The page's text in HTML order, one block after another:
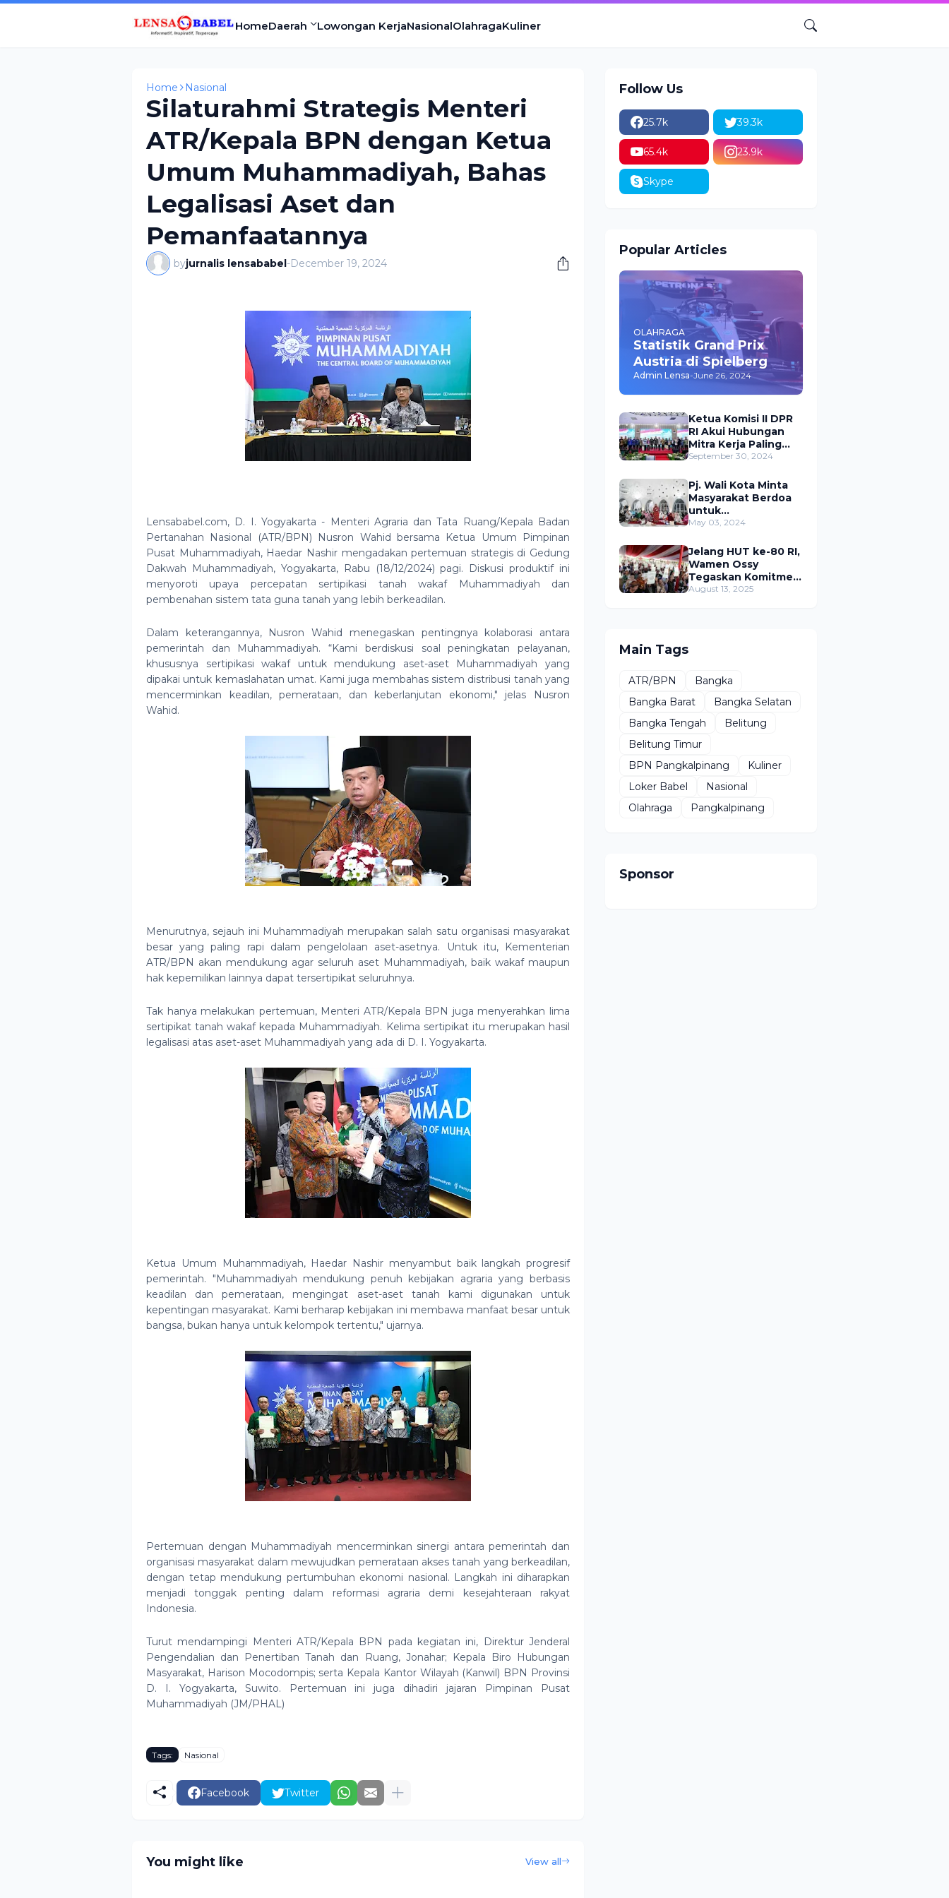
HomeDaerah Lowongan KerjaNasionalOlahragaKuliner
Home Nasional
Silaturahmi Strategis Menteri
ATR/Kepala BPN dengan Ketua
Umum Muhammadiyah, Bahas
Legalisasi Aset dan
Pemanfaatannya
byjurnalis lensababel-December 19, 2024
Lensababel.com, D. I. Yogyakarta - Menteri Agraria dan Tata Ruang/Kepala Badan
Pertanahan Nasional (ATR/BPN) Nusron Wahid bersama Ketua Umum Pimpinan
Pusat Muhammadiyah, Haedar Nashir mengadakan pertemuan strategis di Gedung
Dakwah Muhammadiyah, Yogyakarta, Rabu (18/12/2024) pagi. Diskusi produktif ini
menyoroti upaya percepatan sertipikasi tanah wakaf Muhammadiyah dan
pembenahan sistem tata guna tanah yang lebih berkeadilan.
Dalam keterangannya, Nusron Wahid menegaskan pentingnya kolaborasi antara
pemerintah dan Muhammadiyah. “Kami berdiskusi soal peningkatan pelayanan,
khususnya sertipikasi wakaf untuk mendukung aset-aset Muhammadiyah yang
dipakai untuk kemaslahatan umat. Kami juga membahas sistem distribusi tanah yang
mencerminkan keadilan, pemerataan, dan keberlanjutan ekonomi," jelas Nusron
Wahid.
Menurutnya, sejauh ini Muhammadiyah merupakan salah satu organisasi masyarakat
besar yang paling rapi dalam pengelolaan aset-asetnya. Untuk itu, Kementerian
ATR/BPN akan mendukung agar seluruh aset Muhammadiyah, baik wakaf maupun
hak kepemilikan lainnya dapat tersertipikat seluruhnya.
Tak hanya melakukan pertemuan, Menteri ATR/Kepala BPN juga menyerahkan lima
sertipikat tanah wakaf kepada Muhammadiyah. Kelima sertipikat itu merupakan hasil
legalisasi atas aset-aset Muhammadiyah yang ada di D. I. Yogyakarta.
Ketua Umum Muhammadiyah, Haedar Nashir menyambut baik langkah progresif
pemerintah. "Muhammadiyah mendukung penuh kebijakan agraria yang berbasis
keadilan dan pemerataan, mengingat aset-aset tanah kami digunakan untuk
kepentingan masyarakat. Kami berharap kebijakan ini membawa manfaat besar untuk
bangsa, bukan hanya untuk kelompok tertentu," ujarnya.
Pertemuan dengan Muhammadiyah mencerminkan sinergi antara pemerintah dan
organisasi masyarakat dalam mewujudkan pemerataan akses tanah yang berkeadilan,
dengan tetap mendukung pertumbuhan ekonomi nasional. Langkah ini diharapkan
menjadi tonggak penting dalam reformasi agraria demi kesejahteraan rakyat
Indonesia.
Turut mendampingi Menteri ATR/Kepala BPN pada kegiatan ini, Direktur Jenderal
Pengendalian dan Penertiban Tanah dan Ruang, Jonahar; Kepala Biro Hubungan
Masyarakat, Harison Mocodompis; serta Kepala Kantor Wilayah (Kanwil) BPN Provinsi
D. I. Yogyakarta, Suwito. Pertemuan ini juga dihadiri jajaran Pimpinan Pusat
Muhammadiyah (JM/PHAL)
Tags: Nasional
Facebook Twitter
You might like View all
Follow Us
25.7k 39.3k
65.4k 23.9k
Skype
Popular Articles
OLAHRAGA
Statistik Grand Prix
Austria di Spielberg
Admin Lensa-June 26, 2024
Ketua Komisi II DPR
RI Akui Hubungan
Mitra Kerja Paling
Akrab dengan
ATR/BPN
September 30, 2024
Pj. Wali Kota Minta
Masyarakat Berdoa
untuk
Pangkalpinang,
di 2024 Berjalan
Lancar
May 03, 2024
Jelang HUT ke-80 RI,
Wamen Ossy
Tegaskan Komitmen
Presiden Prabowo
August 13, 2025
Main Tags
ATR/BPN
Bangka
Bangka Barat
Bangka Selatan
Bangka Tengah
Belitung
Belitung Timur
BPN Pangkalpinang
Kuliner
Loker Babel
Nasional
Olahraga
Pangkalpinang
Sponsor